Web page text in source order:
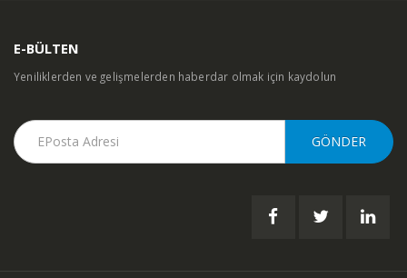
E-BÜLTEN
Yeniliklerden ve gelişmelerden haberdar olmak için kaydolun